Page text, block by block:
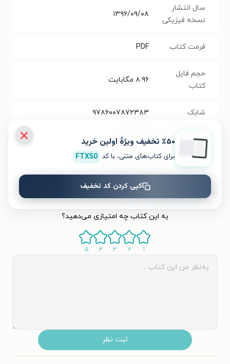
سال انتشار
نسخه فیزیکی
۱۳۹۶/۰۹/۰۸
فرمت کتاب PDF
حجم فایل
کتاب
۸.۹۶ مگابایت
شابک ۹۷۸۶۰۰۷۸۷۲۳۸۳
تعداد صفحه‌ها ۴۱۹ صفحه
قیمت کتاب
نظر شما دربارهٔ این کتاب
به این کتاب چه امتیازی می‌دهید؟
۱ ۲ ۳ ۴ ۵
ثبت نظر
٪۵۰ تخفیف ویژۀ اولین خرید
برای کتاب‌های متنی، با کد FTX50
کپی کردن کد تخفیف